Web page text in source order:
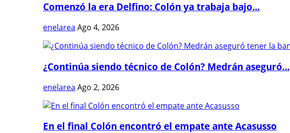
Comenzó la era Delfino: Colón ya trabaja bajo...
enelarea Ago 4, 2026
¿Continúa siendo técnico de Colón? Medrán aseguró...
enelarea Ago 2, 2026
En el final Colón encontró el empate ante Acasusso